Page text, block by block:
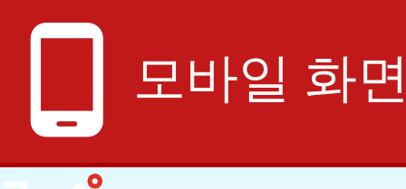
phone_android 모바일 화